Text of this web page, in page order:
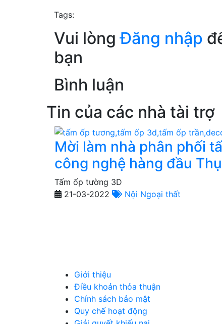
Tags:
Vui lòngĐăng nhập
bạn
Bình luận
Tin của các nhà tài trợ
Mời làm nhà phân phối
công nghệ hàng đầu
Tấm ốp tường 3D
21-03-2022
Nội Ngoại thất
Giới thiệu
Điều khoản thỏa thuận
Chính sách bảo mật
Quy chế hoạt động